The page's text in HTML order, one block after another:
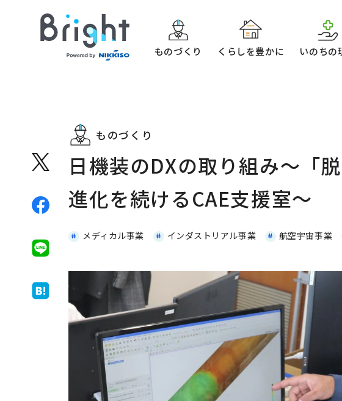
ものづくり くらしを豊かに いのちの
ものづくり
日機装のDXの取り組み〜「
進化を続けるCAE支援室〜
メディカル事業 インダストリアル事業 航空宇宙事業